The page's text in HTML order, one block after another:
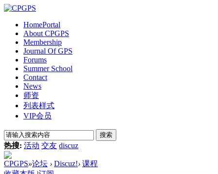
HomePortal
About CPGPS
Membership
Journal Of GPS
Forums
Summer School
Contact
News
师资
列表样式
VIP会员
搜索
热搜: 活动 交友 discuz
CPGPS»论坛 › Discuz!› 课程